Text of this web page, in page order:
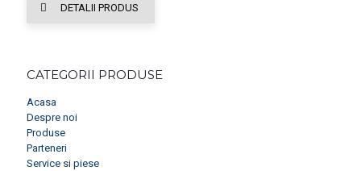
DETALII PRODUS
CATEGORII PRODUSE
Acasa
Despre noi
Produse
Parteneri
Service si piese